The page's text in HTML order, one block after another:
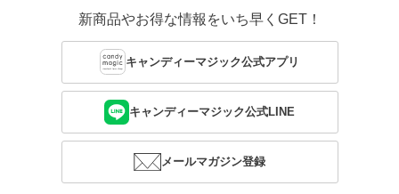
新商品やお得な情報をいち早くGET！
キャンディーマジック公式アプリ
キャンディーマジック公式LINE
メールマガジン登録